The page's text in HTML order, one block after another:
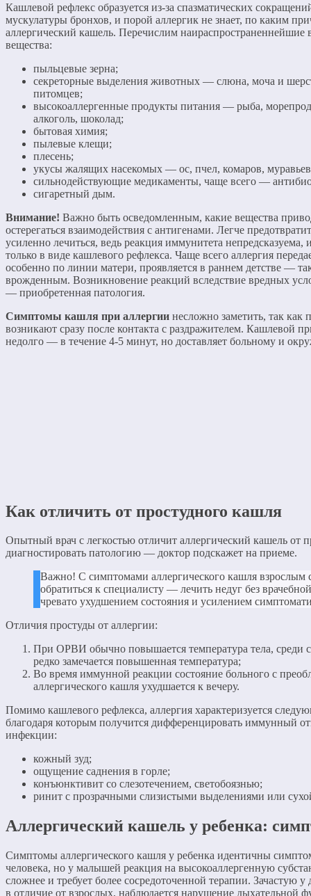
Кашлевой рефлекс образуется из-за спазматических
мускулатуры бронхов, и порой аллергик не знает, по каким
аллергический кашель. Перечислим наираспространеннейшие
вещества:
пыльцевые зерна;
секреторные выделения животных — слюна, моча и
питомцев;
высокоаллергенные продукты питания — рыба,
алкоголь, шоколад;
бытовая химия;
пылевые клещи;
плесень;
укусы жалящих насекомых — ос, пчел, комаров,
сильнодействующие медикаменты, чаще всего —
сигаретный дым.
Внимание! Важно быть осведомленным, какие вещества
остерегаться взаимодействия с антигенами. Легче
усиленно лечиться, ведь реакция иммунитета непредсказуема,
только в виде кашлевого рефлекса. Чаще всего аллергия
особенно по линии матери, проявляется в раннем детстве —
врожденным. Возникновение реакций вследствие вредных
— приобретенная патология.
Симптомы кашля при аллергии несложно заметить, так как
возникают сразу после контакта с раздражителем. Кашлевой
недолго — в течение 4-5 минут, но доставляет больному и
Как отличить от простудного кашля
Опытный врач с легкостью отличит аллергический кашель от
диагностировать патологию — доктор подскажет на приеме.
Важно! С симптомами аллергического кашля взрослым
обратиться к специалисту — лечить недуг без
чревато ухудшением состояния и усилением
Отличия простуды от аллергии:
При ОРВИ обычно повышается температура тела, среди
редко замечается повышенная температура;
Во время иммунной реакции состояние больного с
аллергического кашля ухудшается к вечеру.
Помимо кашлевого рефлекса, аллергия характеризуется
благодаря которым получится дифференцировать иммунный
инфекции:
кожный зуд;
ощущение саднения в горле;
конъюнктивит со слезотечением, светобоязнью;
ринит с прозрачными слизистыми выделениями или
Аллергический кашель у ребенка:
Симптомы аллергического кашля у ребенка идентичны
человека, но у малышей реакция на высокоаллергенную
сложнее и требует более сосредоточенной терапии. Зачастую у
в отличие от взрослых, наблюдается нарушение дыхательной